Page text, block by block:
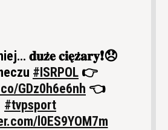
𝐝𝐮𝐳̇𝐞 𝐜𝐢𝐞̨𝐳̇𝐚𝐫𝐲❗😞
#ISRPOL 👉
GDz0h6e6nh 👈
#tvpsport
l0ES9YOM7m